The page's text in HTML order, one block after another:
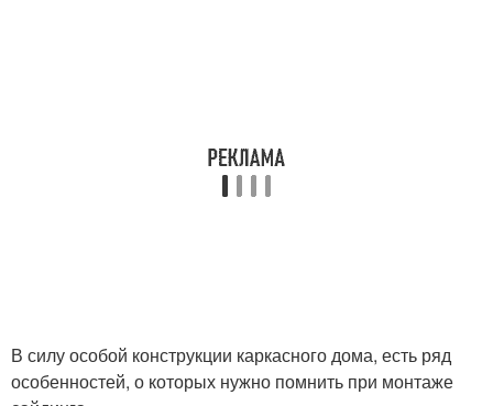
В силу особой конструкции каркасного дома, есть ряд
особенностей, о которых нужно помнить при монтаже